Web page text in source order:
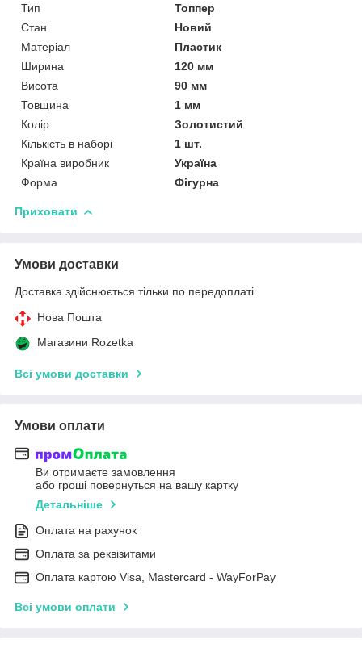
Тип
Топпер
Стан
Новий
Матеріал
Пластик
Ширина
120 мм
Висота
90 мм
Товщина
1 мм
Колір
Золотистий
Кількість в наборі
1 шт.
Країна виробник
Україна
Форма
Фігурна
Приховати
Умови доставки
Доставка здійснюється тільки по передоплаті.
Нова Пошта
Магазини Rozetka
Всі умови доставки
Умови оплати
Ви отримаєте замовлення
або гроші повернуться на вашу картку
Детальніше
Оплата на рахунок
Оплата за реквізитами
Оплата картою Visa, Mastercard - WayForPay
Всі умови оплати